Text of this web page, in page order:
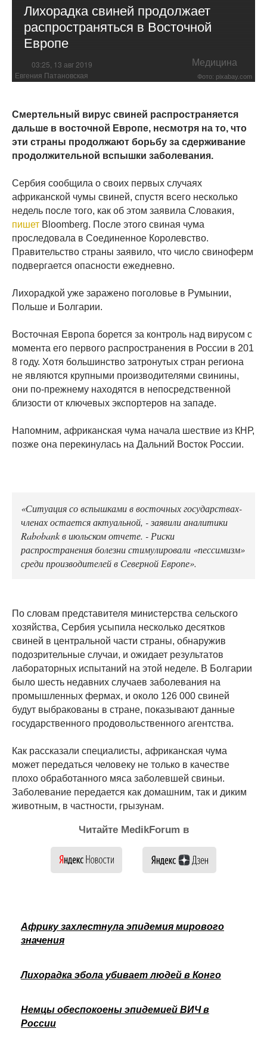
Лихорадка свиней продолжает
распространяться в Восточной
Европе
03:25, 13 авг 2019 Медицина
Евгения Патановская Фото: pixabay.com
Смертельный вирус свиней распространяется
дальше в восточной Европе, несмотря на то, что
эти страны продолжают борьбу за сдерживание
продолжительной вспышки заболевания.
Сербия сообщила о своих первых случаях
африканской чумы свиней, спустя всего несколько
недель после того, как об этом заявила Словакия,
пишет Bloomberg. После этого свиная чума
проследовала в Соединенное Королевство.
Правительство страны заявило, что число свиноферм
подвергается опасности ежедневно.
Лихорадкой уже заражено поголовье в Румынии,
Польше и Болгарии.
Восточная Европа борется за контроль над вирусом с
момента его первого распространения в России в 201
8 году. Хотя большинство затронутых стран региона
не являются крупными производителями свинины,
они по-прежнему находятся в непосредственной
близости от ключевых экспортеров на западе.
Напомним, африканская чума начала шествие из КНР,
позже она перекинулась на Дальний Восток России.
«Ситуация со вспышками в восточных государствах-
членах остается актуальной, - заявили аналитики
Rabobank в июльском отчете. - Риски
распространения болезни стимулировали «пессимизм»
среди производителей в Северной Европе».
По словам представителя министерства сельского
хозяйства, Сербия усыпила несколько десятков
свиней в центральной части страны, обнаружив
подозрительные случаи, и ожидает результатов
лабораторных испытаний на этой неделе. В Болгарии
было шесть недавних случаев заболевания на
промышленных фермах, и около 126 000 свиней
будут выбракованы в стране, показывают данные
государственного продовольственного агентства.
Как рассказали специалисты, африканская чума
может передаться человеку не только в качестве
плохо обработанного мяса заболевшей свиньи.
Заболевание передается как домашним, так и диким
животным, в частности, грызунам.
Читайте MedikForum в
Африку захлестнула эпидемия мирового
значения
Лихорадка эбола убивает людей в Конго
Немцы обеспокоены эпидемией ВИЧ в
России